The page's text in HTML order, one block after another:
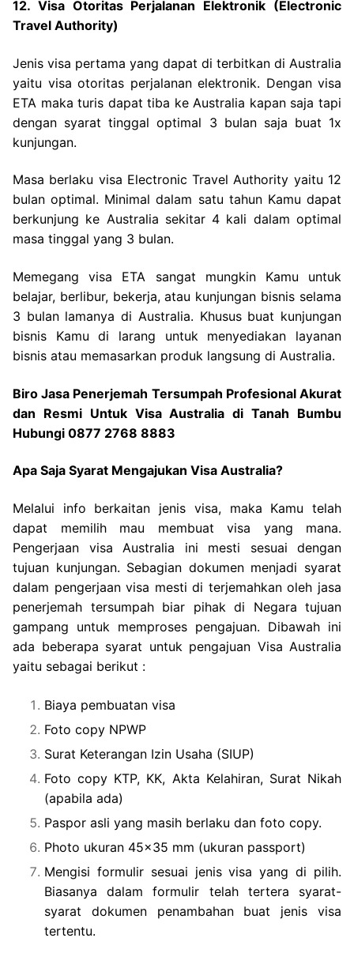
12. Visa Otoritas Perjalanan Elektronik (Electronic
Travel Authority)
Jenis visa pertama yang dapat di terbitkan di Australia
yaitu visa otoritas perjalanan elektronik. Dengan visa
ETA maka turis dapat tiba ke Australia kapan saja tapi
dengan syarat tinggal optimal 3 bulan saja buat 1x
kunjungan.
Masa berlaku visa Electronic Travel Authority yaitu 12
bulan optimal. Minimal dalam satu tahun Kamu dapat
berkunjung ke Australia sekitar 4 kali dalam optimal
masa tinggal yang 3 bulan.
Memegang visa ETA sangat mungkin Kamu untuk
belajar, berlibur, bekerja, atau kunjungan bisnis selama
3 bulan lamanya di Australia. Khusus buat kunjungan
bisnis Kamu di larang untuk menyediakan layanan
bisnis atau memasarkan produk langsung di Australia.
Biro Jasa Penerjemah Tersumpah Profesional Akurat
dan Resmi Untuk Visa Australia di Tanah Bumbu
Hubungi 0877 2768 8883
Apa Saja Syarat Mengajukan Visa Australia?
Melalui info berkaitan jenis visa, maka Kamu telah
dapat memilih mau membuat visa yang mana.
Pengerjaan visa Australia ini mesti sesuai dengan
tujuan kunjungan. Sebagian dokumen menjadi syarat
dalam pengerjaan visa mesti di terjemahkan oleh jasa
penerjemah tersumpah biar pihak di Negara tujuan
gampang untuk memproses pengajuan. Dibawah ini
ada beberapa syarat untuk pengajuan Visa Australia
yaitu sebagai berikut :
Biaya pembuatan visa
Foto copy NPWP
Surat Keterangan Izin Usaha (SIUP)
Foto copy KTP, KK, Akta Kelahiran, Surat Nikah
(apabila ada)
Paspor asli yang masih berlaku dan foto copy.
Photo ukuran 45×35 mm (ukuran passport)
Mengisi formulir sesuai jenis visa yang di pilih.
Biasanya dalam formulir telah tertera syarat-
syarat dokumen penambahan buat jenis visa
tertentu.